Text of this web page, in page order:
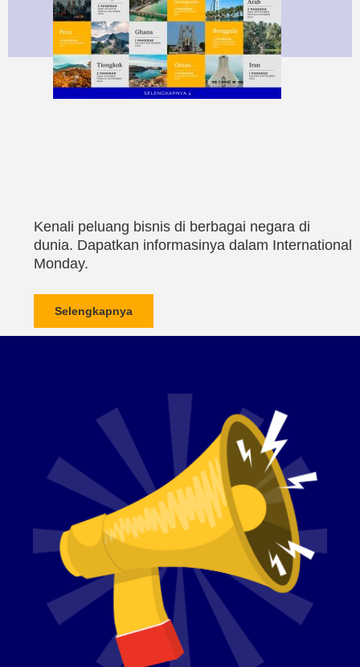
Kenali peluang bisnis di berbagai negara di
dunia. Dapatkan informasinya dalam International
Monday.
Selengkapnya